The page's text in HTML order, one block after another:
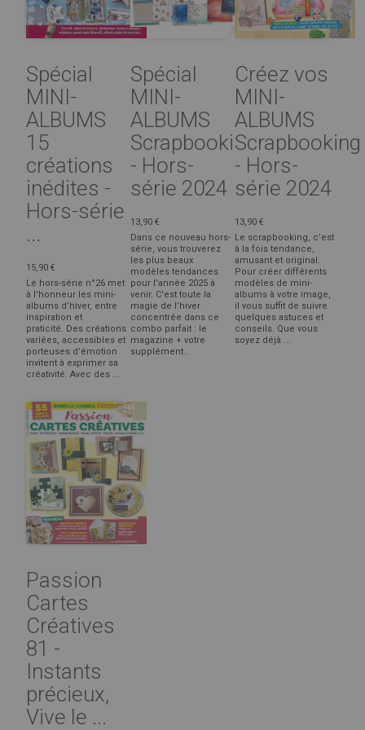
Spécial
MINI-
ALBUMS
15
créations
inédites -
Hors-série
...
15,90 €
Le hors-série n°26 met
à l’honneur les mini-
albums d’hiver, entre
inspiration et
praticité. Des créations
variées, accessibles et
porteuses d’émotion
invitent à exprimer sa
créativité. Avec des ...
Spécial
MINI-
ALBUMS
Scrapbooking
- Hors-
série 2024
13,90 €
Dans ce nouveau hors-
série, vous trouverez
les plus beaux
modèles tendances
pour l'année 2025 à
venir. C'est toute la
magie de l’hiver
concentrée dans ce
combo parfait : le
magazine + votre
supplément...
Créez vos
MINI-
ALBUMS
Scrapbooking
- Hors-
série 2024
13,90 €
Le scrapbooking, c’est
à la fois tendance,
amusant et original.
Pour créer différents
modèles de mini-
albums à votre image,
il vous suffit de suivre
quelques astuces et
conseils. Que vous
soyez déjà ...
Passion
Cartes
Créatives
81 -
Instants
précieux,
Vive le ...